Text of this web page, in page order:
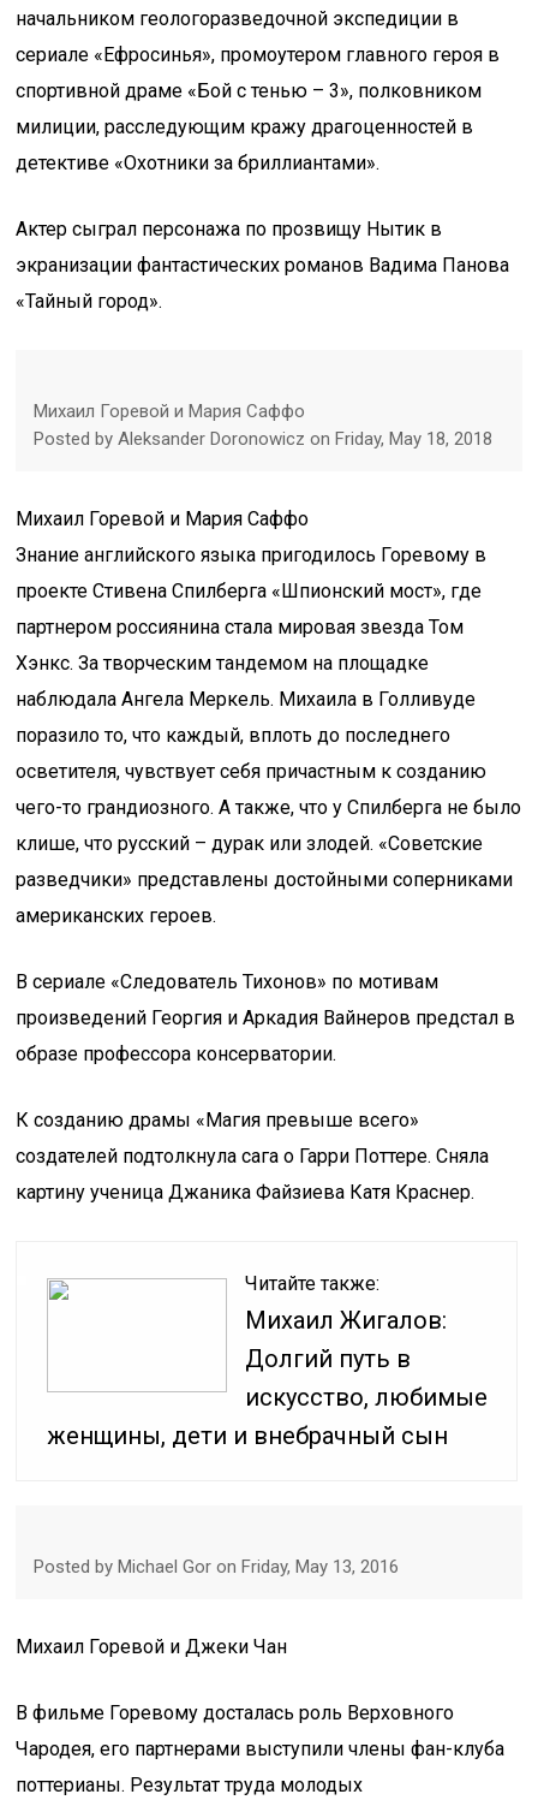
начальником геологоразведочной экспедиции в
сериале «Ефросинья», промоутером главного героя в
спортивной драме «Бой с тенью – 3», полковником
милиции, расследующим кражу драгоценностей в
детективе «Охотники за бриллиантами».
Актер сыграл персонажа по прозвищу Нытик в
экранизации фантастических романов Вадима Панова
«Тайный город».
Михаил Горевой и Мария Саффо
Posted by Aleksander Doronowicz on Friday, May 18, 2018
Михаил Горевой и Мария Саффо
Знание английского языка пригодилось Горевому в
проекте Стивена Спилберга «Шпионский мост», где
партнером россиянина стала мировая звезда Том
Хэнкс. За творческим тандемом на площадке
наблюдала Ангела Меркель. Михаила в Голливуде
поразило то, что каждый, вплоть до последнего
осветителя, чувствует себя причастным к созданию
чего-то грандиозного. А также, что у Спилберга не было
клише, что русский – дурак или злодей. «Советские
разведчики» представлены достойными соперниками
американских героев.
В сериале «Следователь Тихонов» по мотивам
произведений Георгия и Аркадия Вайнеров предстал в
образе профессора консерватории.
К созданию драмы «Магия превыше всего»
создателей подтолкнула сага о Гарри Поттере. Сняла
картину ученица Джаника Файзиева Катя Краснер.
Читайте также:
Михаил Жигалов:
Долгий путь в
искусство, любимые
женщины, дети и внебрачный сын
Posted by Michael Gor on Friday, May 13, 2016
Михаил Горевой и Джеки Чан
В фильме Горевому досталась роль Верховного
Чародея, его партнерами выступили члены фан-клуба
поттерианы. Результат труда молодых